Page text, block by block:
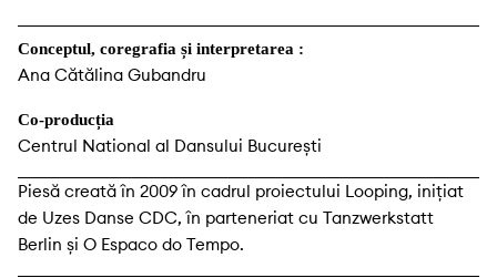
Conceptul, coregrafia și interpretarea :
Ana Cătălina Gubandru
Co-producția
Centrul National al Dansului București
Piesă creată în 2009 în cadrul proiectului Looping, iniţiat
de Uzes Danse CDC, în parteneriat cu Tanzwerkstatt
Berlin și O Espaco do Tempo.